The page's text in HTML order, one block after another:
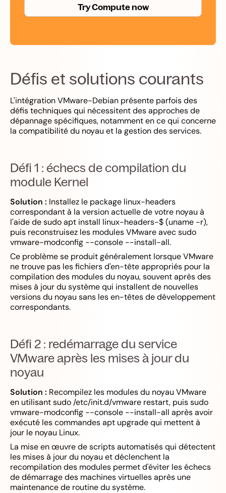
Try Compute now
Défis et solutions courants
L'intégration VMware-Debian présente parfois des
défis techniques qui nécessitent des approches de
dépannage spécifiques, notamment en ce qui concerne
la compatibilité du noyau et la gestion des services.
Défi 1 : échecs de compilation du
module Kernel
Solution : Installez le package linux-headers
correspondant à la version actuelle de votre noyau à
l'aide de sudo apt install linux-headers-$ (uname -r),
puis reconstruisez les modules VMware avec sudo
vmware-modconfig --console --install-all.
Ce problème se produit généralement lorsque VMware
ne trouve pas les fichiers d'en-tête appropriés pour la
compilation des modules du noyau, souvent après des
mises à jour du système qui installent de nouvelles
versions du noyau sans les en-têtes de développement
correspondants.
Défi 2 : redémarrage du service
VMware après les mises à jour du
noyau
Solution : Recompilez les modules du noyau VMware
en utilisant sudo /etc/init.d/vmware restart, puis sudo
vmware-modconfig --console --install-all après avoir
exécuté les commandes apt upgrade qui mettent à
jour le noyau Linux.
La mise en œuvre de scripts automatisés qui détectent
les mises à jour du noyau et déclenchent la
recompilation des modules permet d'éviter les échecs
de démarrage des machines virtuelles après une
maintenance de routine du système.